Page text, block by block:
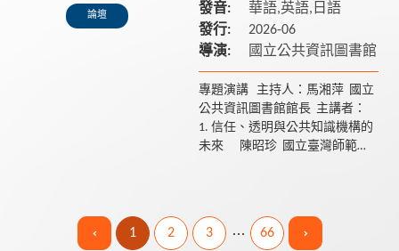
論壇
發音:
華語,英語,日語
發行:
2026-06
導演:
國立公共資訊圖書館
專題演講 主持人：馬湘萍 國立
公共資訊圖書館館長 主講者：
1. 信任、透明與公共知識機構的
未來 陳昭珍 國立臺灣師範大
1 2 3 66